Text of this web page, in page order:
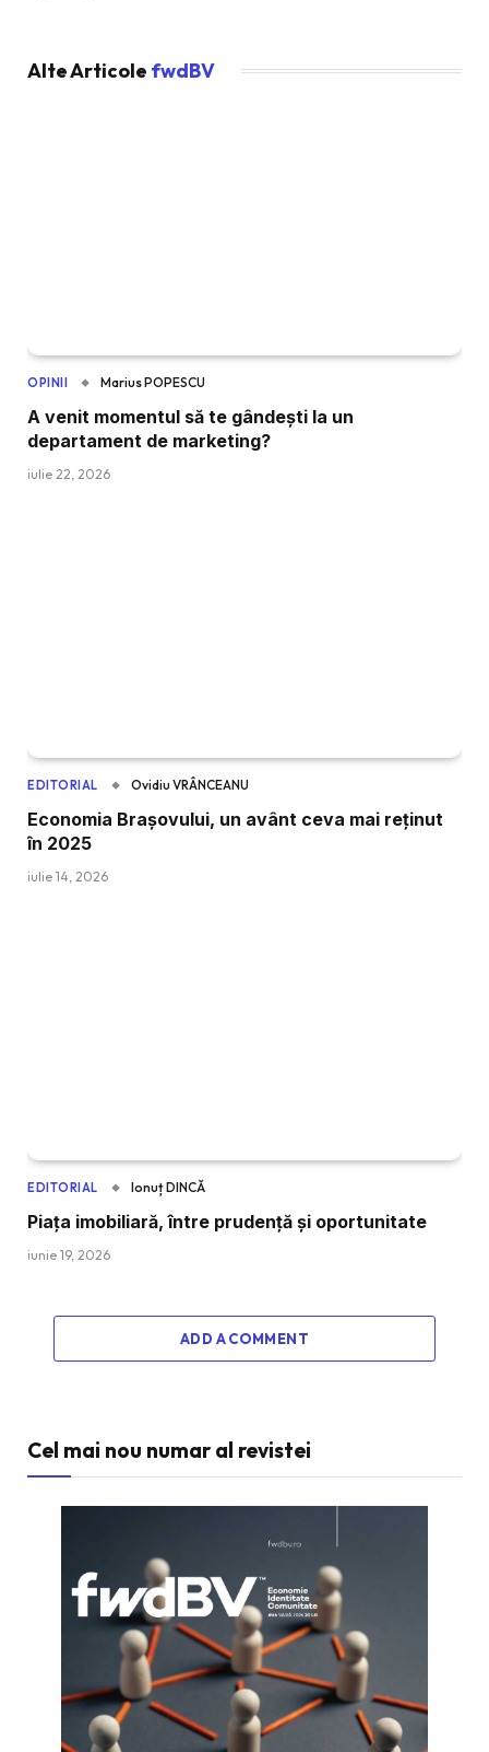
Alte Articole fwdBV
OPINII Marius POPESCU
A venit momentul să te gândești la un
departament de marketing?
iulie 22, 2026
EDITORIAL Ovidiu VRÂNCEANU
Economia Brașovului, un avânt ceva mai reținut
în 2025
iulie 14, 2026
EDITORIAL Ionuț DINCĂ
Piața imobiliară, între prudență și oportunitate
iunie 19, 2026
ADD A COMMENT
Cel mai nou numar al revistei